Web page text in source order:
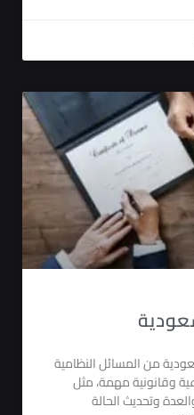
من المسائل النظامية
وقانونية مهمة، مثل
وتحديث الحالة